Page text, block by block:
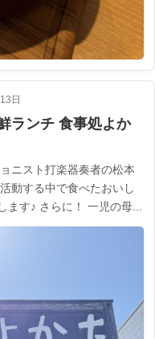
日
ランチ 食事処よか
ニスト打楽器奏者の松本
動する中で食べたおいし
ます♪ さらに！ 一児の母...